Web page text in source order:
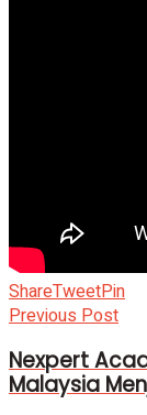
ShareTweetPin
Previous Post
Nexpert
Malaysia